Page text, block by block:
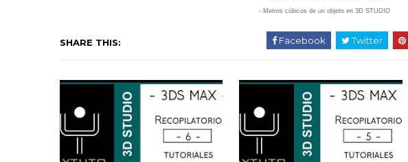
- Metros cúbicos de un objeto en 3D STUDIO
SHARE THIS: Facebook Twitter